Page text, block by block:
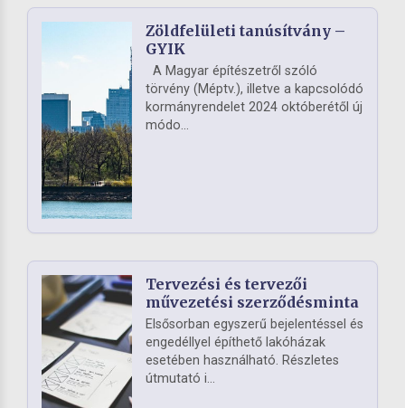
Zöldfelületi tanúsítvány –
GYIK
A Magyar építészetről szóló
törvény (Méptv.), illetve a kapcsolódó
kormányrendelet 2024 októberétől új
módo...
Tervezési és tervezői
művezetési szerződésminta
Elsősorban egyszerű bejelentéssel és
engedéllyel építhető lakóházak
esetében használható. Részletes
útmutató i...